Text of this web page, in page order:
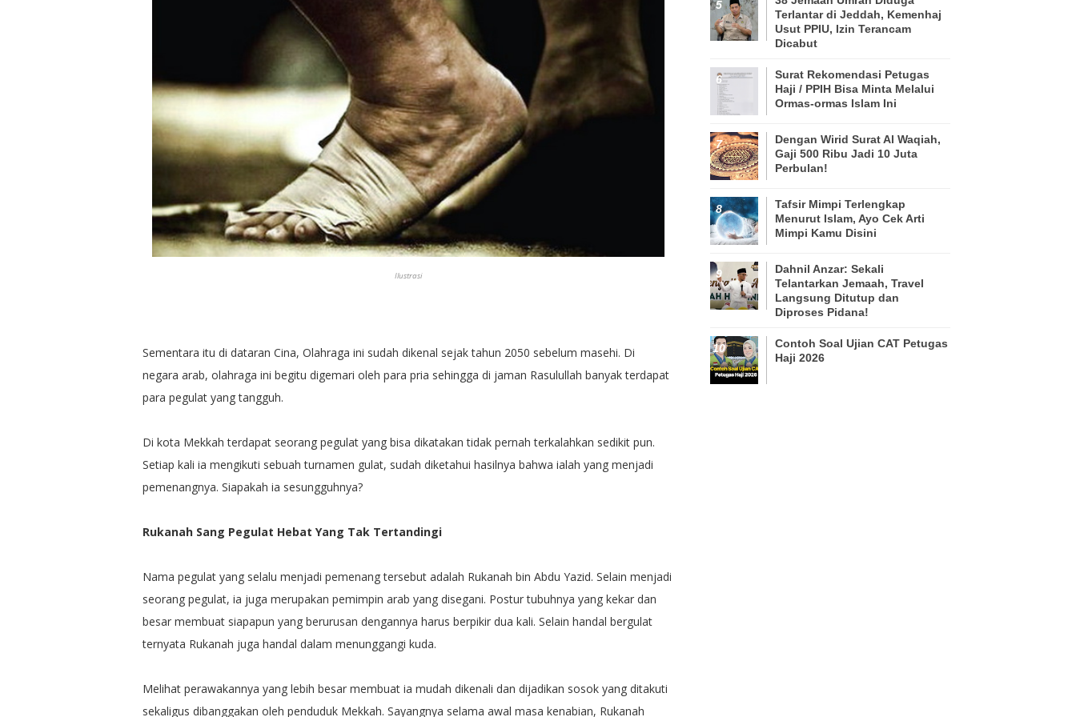
Ilustrasi
Sementara itu di dataran Cina, Olahraga ini sudah dikenal sejak tahun 2050 sebelum masehi. Di
negara arab, olahraga ini begitu digemari oleh para pria sehingga di jaman Rasulullah banyak terdapat
para pegulat yang tangguh.
Di kota Mekkah terdapat seorang pegulat yang bisa dikatakan tidak pernah terkalahkan sedikit pun.
Setiap kali ia mengikuti sebuah turnamen gulat, sudah diketahui hasilnya bahwa ialah yang menjadi
pemenangnya. Siapakah ia sesungguhnya?
Rukanah Sang Pegulat Hebat Yang Tak Tertandingi
Nama pegulat yang selalu menjadi pemenang tersebut adalah Rukanah bin Abdu Yazid. Selain menjadi
seorang pegulat, ia juga merupakan pemimpin arab yang disegani. Postur tubuhnya yang kekar dan
besar membuat siapapun yang berurusan dengannya harus berpikir dua kali. Selain handal bergulat
ternyata Rukanah juga handal dalam menunggangi kuda.
Melihat perawakannya yang lebih besar membuat ia mudah dikenali dan dijadikan sosok yang ditakuti
sekaligus dibanggakan oleh penduduk Mekkah. Sayangnya selama awal masa kenabian, Rukanah
Terlantar di Jeddah, Kemenhaj
Usut PPIU, Izin Terancam
Dicabut
Surat Rekomendasi Petugas
Haji / PPIH Bisa Minta Melalui
Ormas-ormas Islam Ini
Dengan Wirid Surat Al Waqiah,
Gaji 500 Ribu Jadi 10 Juta
Perbulan!
Tafsir Mimpi Terlengkap
Menurut Islam, Ayo Cek Arti
Mimpi Kamu Disini
Dahnil Anzar: Sekali
Telantarkan Jemaah, Travel
Langsung Ditutup dan
Diproses Pidana!
Contoh Soal Ujian CAT Petugas
Haji 2026